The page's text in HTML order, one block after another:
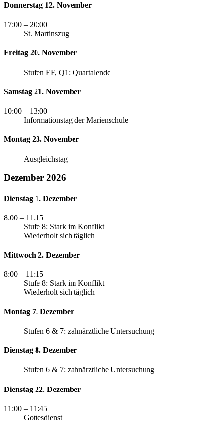
Donnerstag 12. November
17:00 – 20:00
St. Martinszug
Freitag 20. November
Stufen EF, Q1: Quartalende
Samstag 21. November
10:00 – 13:00
Informationstag der Marienschule
Montag 23. November
Ausgleichstag
Dezember 2026
Dienstag 1. Dezember
8:00 – 11:15
Stufe 8: Stark im Konflikt
Wiederholt sich täglich
Mittwoch 2. Dezember
8:00 – 11:15
Stufe 8: Stark im Konflikt
Wiederholt sich täglich
Montag 7. Dezember
Stufen 6 & 7: zahnärztliche Untersuchung
Dienstag 8. Dezember
Stufen 6 & 7: zahnärztliche Untersuchung
Dienstag 22. Dezember
11:00 – 11:45
Gottesdienst